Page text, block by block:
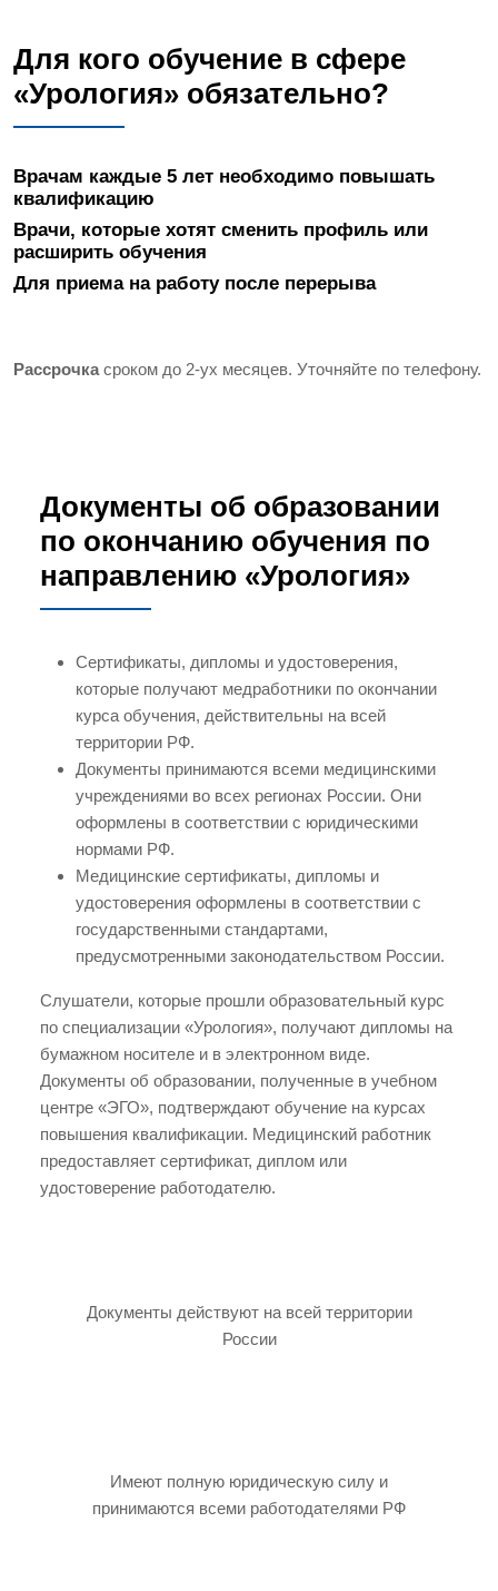
Для кого обучение в сфере
«Урология» обязательно?
Врачам каждые 5 лет необходимо повышать
квалификацию
Врачи, которые хотят сменить профиль или
расширить обучения
Для приема на работу после перерыва
Рассрочкасроком до 2-ух месяцев. Уточняйте по телефону.
Документы об образовании
по окончанию обучения по
направлению «Урология»
Сертификаты, дипломы и удостоверения,
которые получают медработники по окончании
курса обучения, действительны на всей
территории РФ.
Документы принимаются всеми медицинскими
учреждениями во всех регионах России. Они
оформлены в соответствии с юридическими
нормами РФ.
Медицинские сертификаты, дипломы и
удостоверения оформлены в соответствии с
государственными стандартами,
предусмотренными законодательством России.
Слушатели, которые прошли образовательный курс
по специализации «Урология», получают дипломы на
бумажном носителе и в электронном виде.
Документы об образовании, полученные в учебном
центре «ЭГО», подтверждают обучение на курсах
повышения квалификации. Медицинский работник
предоставляет сертификат, диплом или
удостоверение работодателю.
Документы действуют на всей территории
России
Имеют полную юридическую силу и
принимаются всеми работодателями РФ